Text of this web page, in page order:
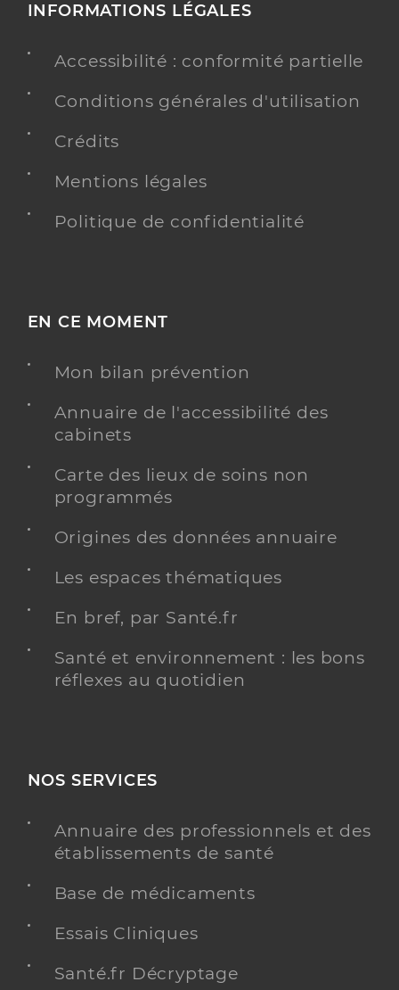
INFORMATIONS LÉGALES
Accessibilité : conformité partielle
Conditions générales d'utilisation
Crédits
Mentions légales
Politique de confidentialité
EN CE MOMENT
Mon bilan prévention
Annuaire de l'accessibilité des
cabinets
Carte des lieux de soins non
programmés
Origines des données annuaire
Les espaces thématiques
En bref, par Santé.fr
Santé et environnement : les bons
réflexes au quotidien
NOS SERVICES
Annuaire des professionnels et des
établissements de santé
Base de médicaments
Essais Cliniques
Santé.fr Décryptage